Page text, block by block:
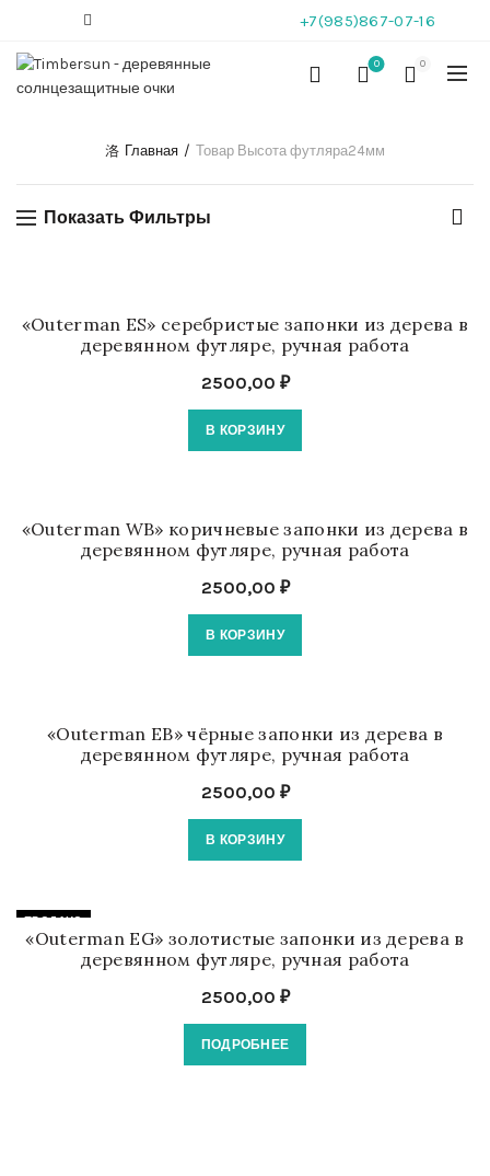
+7(985)867-07-16
0 0
Главная Товар Высота футляра24мм
Показать Фильтры
«Outerman ES» серебристые запонки из дерева в
деревянном футляре, ручная работа
2500,00 ₽
В КОРЗИНУ
«Outerman WB» коричневые запонки из дерева в
деревянном футляре, ручная работа
2500,00 ₽
В КОРЗИНУ
«Outerman EB» чёрные запонки из дерева в
деревянном футляре, ручная работа
2500,00 ₽
В КОРЗИНУ
ПРОДАНО
«Outerman EG» золотистые запонки из дерева в
деревянном футляре, ручная работа
2500,00 ₽
ПОДРОБНЕЕ